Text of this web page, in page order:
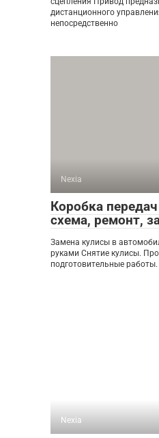
дистанционного
непосредственно
Nexia
Коробка
схема, ремонт,
Замена кулисы в
руками Снятие кулисы.
подготовительные работы.
Nexia